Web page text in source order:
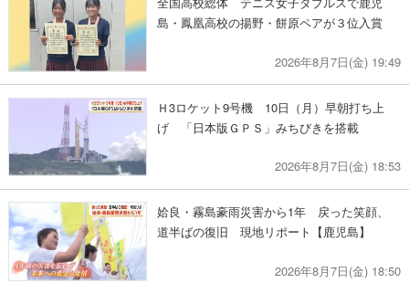
島・鳳凰高校の揚野・餅原ペアが３位入賞
2026年8月7日(金) 19:49
Ｈ3ロケット9号機 10日（月）早朝打ち上
げ 「日本版ＧＰＳ」みちびきを搭載
2026年8月7日(金) 18:53
姶良・霧島豪雨災害から1年 戻った笑顔、
道半ばの復旧 現地リポート【鹿児島】
2026年8月7日(金) 18:50